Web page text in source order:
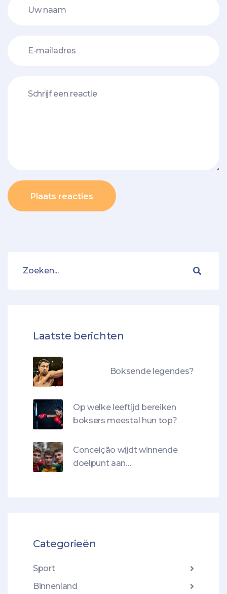
Plaats reacties
Laatste berichten
Boksende legendes?
Op welke leeftijd bereiken
boksers meestal hun top?
Conceição wijdt winnende
doelpunt aan
Categorieën
Sport
Binnenland